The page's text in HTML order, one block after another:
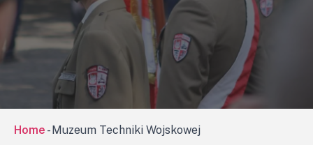
Home -Muzeum Techniki Wojskowej